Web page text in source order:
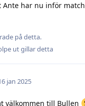
Ante har nu inför
på detta.
utgillar detta
jan 2025
välkommen till Bullen